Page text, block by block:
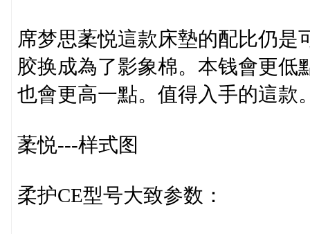
席梦思葇悦這款床墊的配比仍是
胶换成為了影象棉。本钱會更低
也會更高一點。值得入手的這款
葇悦---样式图
柔护CE型号大致参数：